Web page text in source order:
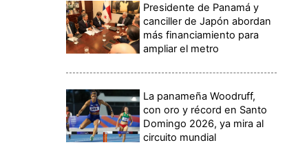
Presidente de Panamá y
canciller de Japón abordan
más financiamiento para
ampliar el metro
La panameña Woodruff,
con oro y récord en Santo
Domingo 2026, ya mira al
circuito mundial